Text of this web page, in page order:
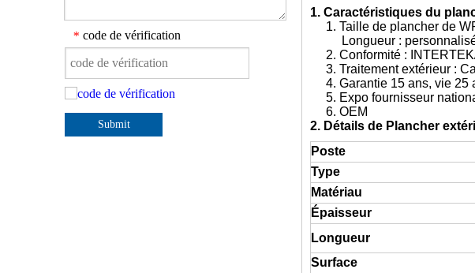
* code de vérification
Submit
1. Caractéristiques du
1. Taille de plancher de
Longueur : personnalisé,
2. Conformité :
3. Traitement extérieur :
4. Garantie 15 ans, vie 25
5. Expo fournisseur
6. OEM
2. Détails de Plancher
Poste
Type
Matériau
Épaisseur
Longueur
Surface